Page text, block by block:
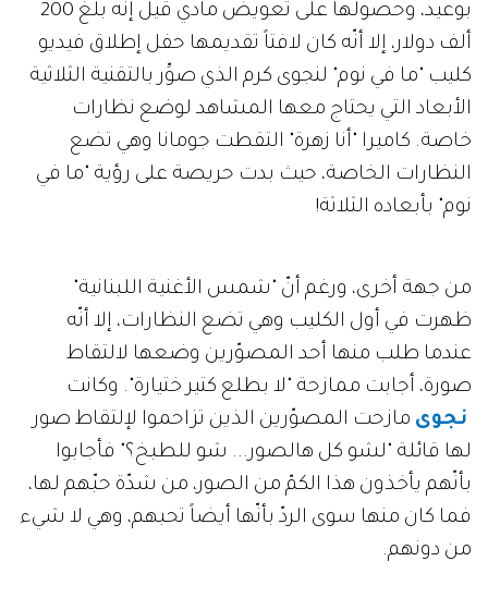
بوعيد، وحصولها على تعويض مادي قيل إنّه بلغ 200
ألف دولار، إلا أنّه كان لافتاً تقديمها حفل إطلاق فيديو
كليب "ما في نوم" لنجوى كرم الذي صوِّر بالتقنية الثلاثية
الأبعاد التي يحتاج معها المشاهد لوضع نظارات
خاصة. كاميرا "أنا زهرة" التقطت جومانا وهي تضع
النظارات الخاصة، حيث بدت حريصة على رؤية "ما في
نوم" بأبعاده الثلاثة!
من جهة أخرى، ورغم أنّ "شمس الأغنية اللبنانية"
ظهرت في أول الكليب وهي تضع النظارات، إلا أنّه
عندما طلب منها أحد المصوّرين وضعها لالتقاط
صورة، أجابت ممازحة "لا بطلع كتير ختيارة". وكانت
نجوى مازحت المصوّرين الذين تزاحموا لإلتقاط صور
لها قائلة "لشو كل هالصور... شو للطبخ؟" فأجابوا
بأنّهم يأخذون هذا الكمّ من الصور، من شدّة حبّهم لها،
فما كان منها سوى الردّ بأنّها أيضاً تحبهم، وهي لا شيء
من دونهم.